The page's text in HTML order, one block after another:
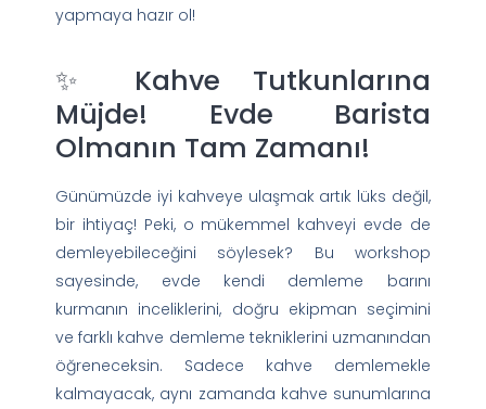
yapmaya hazır ol!
✨ Kahve Tutkunlarına
Müjde! Evde Barista
Olmanın Tam Zamanı!
Günümüzde iyi kahveye ulaşmak artık lüks değil,
bir ihtiyaç! Peki, o mükemmel kahveyi evde de
demleyebileceğini söylesek? Bu workshop
sayesinde, evde kendi demleme barını
kurmanın inceliklerini, doğru ekipman seçimini
ve farklı kahve demleme tekniklerini uzmanından
öğreneceksin. Sadece kahve demlemekle
kalmayacak, aynı zamanda kahve sunumlarına